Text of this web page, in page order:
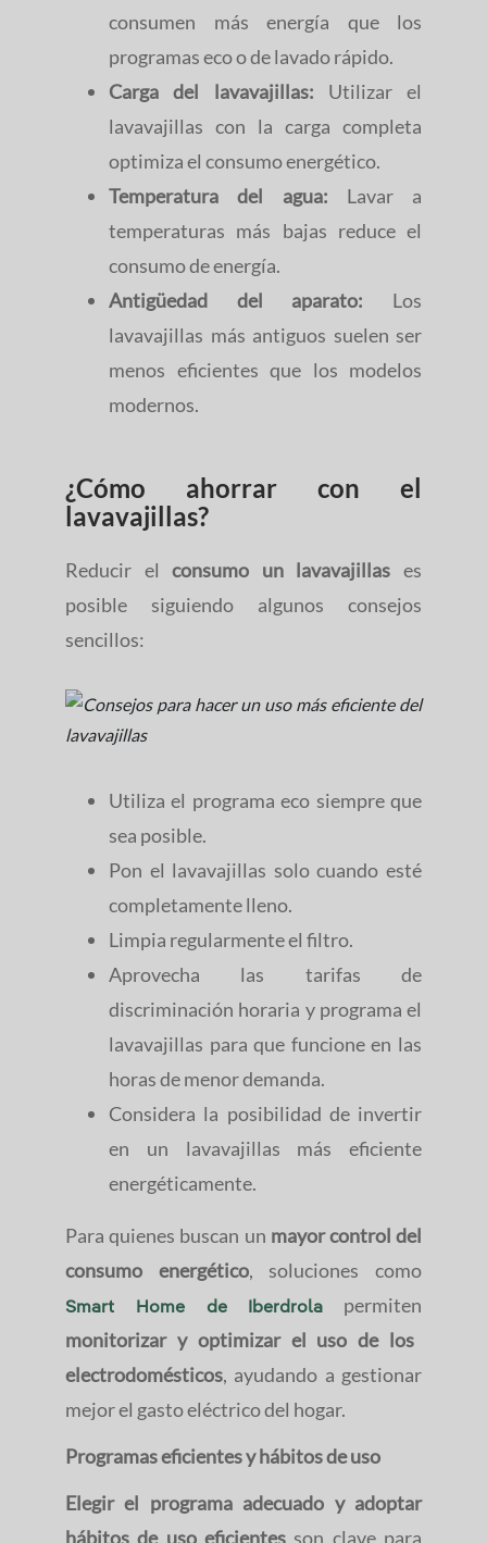
consumen más energía que los
programas eco o de lavado rápido.
Carga del lavavajillas: Utilizar el
lavavajillas con la carga completa
optimiza el consumo energético.
Temperatura del agua: Lavar a
temperaturas más bajas reduce el
consumo de energía.
Antigüedad del aparato: Los
lavavajillas más antiguos suelen ser
menos eficientes que los modelos
modernos.
¿Cómo ahorrar con el
lavavajillas?
Reducir elconsumo un lavavajillases
posible siguiendo algunos consejos
sencillos:
Utiliza el programa eco siempre que
sea posible.
Pon el lavavajillas solo cuando esté
completamente lleno.
Limpia regularmente el filtro.
Aprovecha las tarifas de
discriminación horaria y programa el
lavavajillas para que funcione en las
horas de menor demanda.
Considera la posibilidad de invertir
en un lavavajillas más eficiente
energéticamente.
Para quienes buscan un mayor control del
consumo energético, soluciones como
Smart Home de Iberdrola
permiten
monitorizar y optimizar el uso de los
electrodomésticos, ayudando a gestionar
mejor el gasto eléctrico del hogar.
Programas eficientes y hábitos de uso
Elegir el programa adecuado y adoptar
hábitos de uso eficientes son clave para